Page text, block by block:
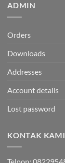
ADMIN
Orders
Downloads
Addresses
Account details
Lost password
KONTAK KAMI